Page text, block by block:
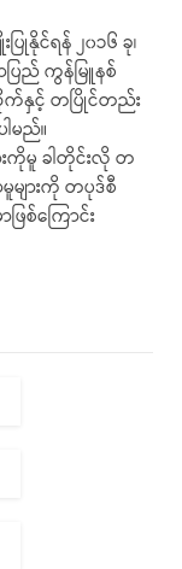
နိုင်ရန် ၂၀၁၆ ခု၊
ြည် ကွန်မြူနစ်
က်နှင့် တပြိုင်တည်း
မည်။
းကိုမူ ခါတိုင်းလို တ
များကို တပုဒ်စီ
ြစ်ကြောင်း